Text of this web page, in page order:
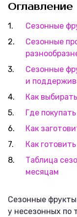
Оглавление
Сезонные
Сезонные
Сезонные
и
Как
Где
Как
Как
Таблица
месяцам
Сезонные
у несезонных по